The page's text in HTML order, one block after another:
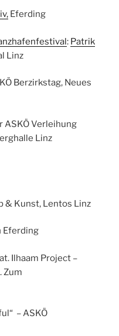
Eferding
: Patrik
Linz
Berzirkstag, Neues
ASKÖ Verleihung
Linz
& Kunst, Lentos Linz
Eferding
Ilhaam Project –
Zum
– ASKÖ